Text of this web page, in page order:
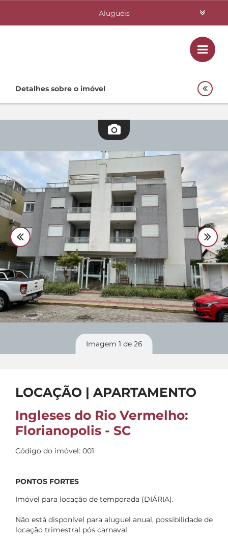
Aluguéis
Investimentos
Quem Somos
Contato
Fale Conosco 48 3364-0079
Plantão 48 99842-0500
Divulgue seu imóvel
Detalhes sobre o imóvel
Imagem 1 de 26
LOCAÇÃO | APARTAMENTO
Ingleses do Rio Vermelho:
Florianopolis - SC
Código do imóvel: 001
PONTOS FORTES
Imóvel para locação de temporada (DIÁRIA).
Não está disponível para aluguel anual, possibilidade de
locação trimestral pós carnaval.